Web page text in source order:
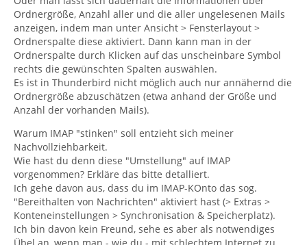
Ordnergröße, Anzahl aller und die aller ungelesenen Mails
anzeigen, indem man unter Ansicht > Fensterlayout >
Ordnerspalte diese aktiviert. Dann kann man in der
Ordnerspalte durch Klicken auf das unscheinbare Symbol
rechts die gewünschten Spalten auswählen.
Es ist in Thunderbird nicht möglich auch nur annähernd die
Ordnergröße abzuschätzen (etwa anhand der Größe und
Anzahl der vorhanden Mails).
Warum IMAP "stinken" soll entzieht sich meiner
Nachvollziehbarkeit.
Wie hast du denn diese "Umstellung" auf IMAP
vorgenommen? Erkläre das bitte detalliert.
Ich gehe davon aus, dass du im IMAP-KOnto das sog.
"Bereithalten von Nachrichten" aktiviert hast (> Extras >
Konteneinstellungen > Synchronisation & Speicherplatz).
Ich bin davon kein Freund, sehe es aber als notwendiges